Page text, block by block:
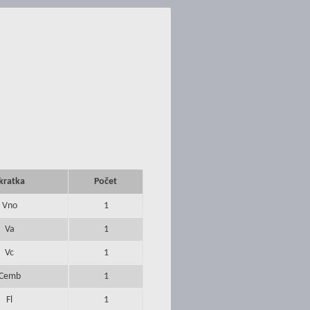
Počet
Vno 1
Va 1
Vc 1
1
Fl 1